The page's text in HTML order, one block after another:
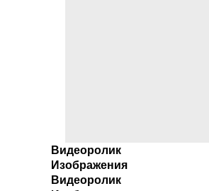
Видеоролик
Изображения
Видеоролик